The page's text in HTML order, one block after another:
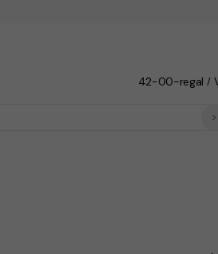
42-00-regal /